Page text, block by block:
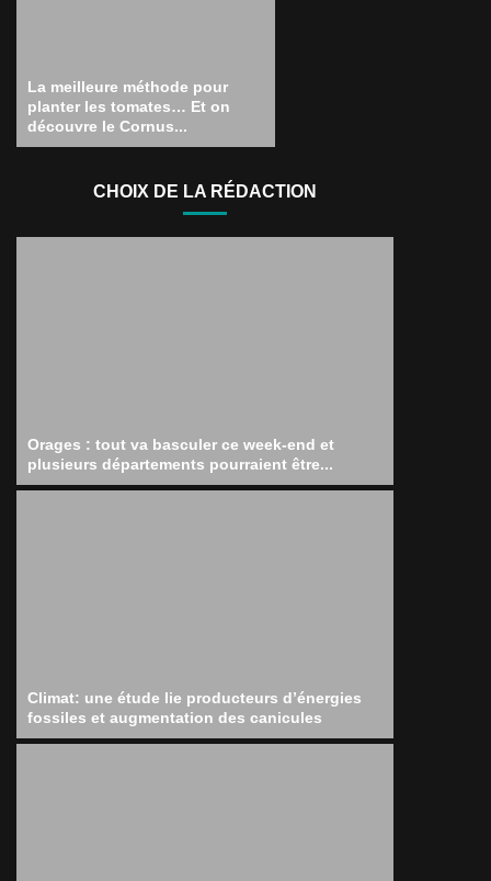
La meilleure méthode pour
planter les tomates… Et on
découvre le Cornus...
CHOIX DE LA RÉDACTION
Orages : tout va basculer ce week-end et
plusieurs départements pourraient être...
Climat: une étude lie producteurs d’énergies
fossiles et augmentation des canicules